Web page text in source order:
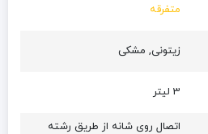
متفرقه
زیتونی, مشکی
3 لیتر
اتصال روی شانه از طریق رشته